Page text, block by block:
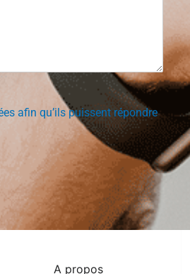
afin qu’ils puissent répondre
A propos